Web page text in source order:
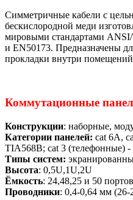
Симметричные кабели с
бескислородной меди
мировыми стандартами
и EN50173. Предназначены
прокладки внутри
Коммутационные
Конструкции: наборные,
Категории панелей: cat 6A,
TIA568B; cat 3 (телефонные) -
Типы систем:
Высота: 0,5U,1U,2U
Ёмкость: 24,48,25 и 50
Проводники: 0,4-0,64 мм